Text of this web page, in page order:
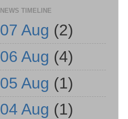
NEWS TIMELINE
07 Aug (2)
06 Aug (4)
05 Aug (1)
04 Aug (1)